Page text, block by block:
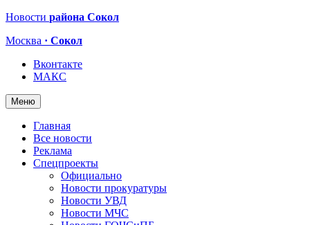
Новости района Сокол
Москва · Сокол
Вконтакте
МАКС
Меню
Главная
Все новости
Реклама
Спецпроекты
Официально
Новости прокуратуры
Новости УВД
Новости МЧС